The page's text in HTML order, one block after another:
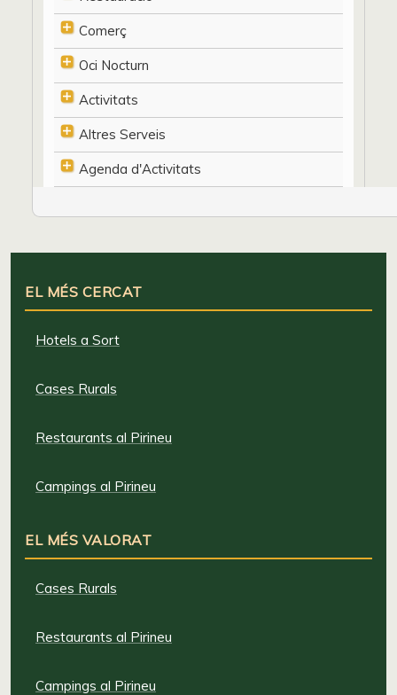
Comerç
Oci Nocturn
Activitats
Altres Serveis
Agenda d'Activitats
EL MÉS CERCAT
Hotels a Sort
Cases Rurals
Restaurants al Pirineu
Campings al Pirineu
EL MÉS VALORAT
Cases Rurals
Restaurants al Pirineu
Campings al Pirineu